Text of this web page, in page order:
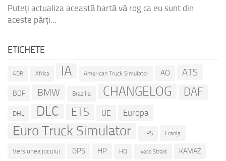
Puteți actualiza această hartă vă rog ca eu sunt din
aceste părți...
ETICHETE
ADR Africa IA American Truck Simulator AO ATS
BDF BMW Brazilia CHANGELOG DAF
DHL DLC ETS UE Europa
Euro Truck Simulator FPS Franța
Versiunea jocului GPS HP HQ Iveco Stralis KAMAZ